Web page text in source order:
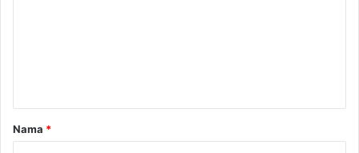
a
r
Nama *